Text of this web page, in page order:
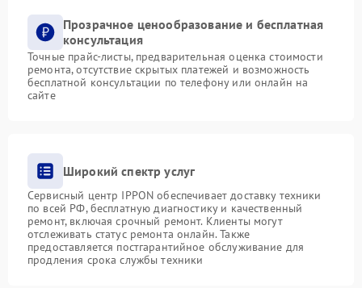
Прозрачное ценообразование и бесплатная
консультация
Точные прайс-листы, предварительная оценка стоимости
ремонта, отсутствие скрытых платежей и возможность
бесплатной консультации по телефону или онлайн на
сайте
Широкий спектр услуг
Сервисный центр IPPON обеспечивает доставку техники
по всей РФ, бесплатную диагностику и качественный
ремонт, включая срочный ремонт. Клиенты могут
отслеживать статус ремонта онлайн. Также
предоставляется постгарантийное обслуживание для
продления срока службы техники